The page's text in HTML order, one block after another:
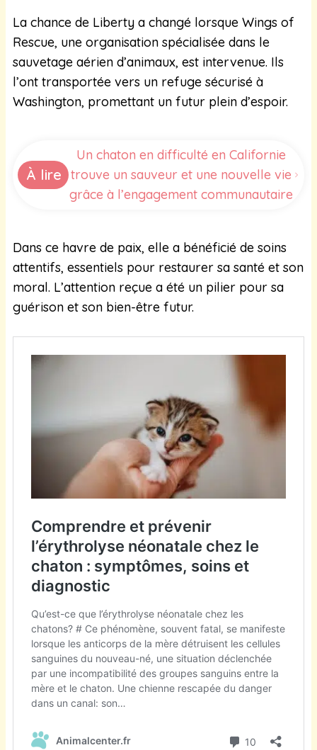
La chance de Liberty a changé lorsque Wings of
Rescue, une organisation spécialisée dans le
sauvetage aérien d’animaux, est intervenue. Ils
l’ont transportée vers un refuge sécurisé à
Washington, promettant un futur plein d’espoir.
À lire
Un chaton en difficulté en Californie
trouve un sauveur et une nouvelle vie
grâce à l’engagement communautaire
Dans ce havre de paix, elle a bénéficié de soins
attentifs, essentiels pour restaurer sa santé et son
moral. L’attention reçue a été un pilier pour sa
guérison et son bien-être futur.